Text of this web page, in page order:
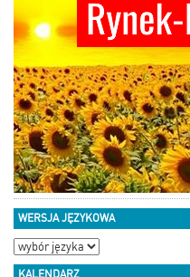
WERSJA JĘZYKOWA